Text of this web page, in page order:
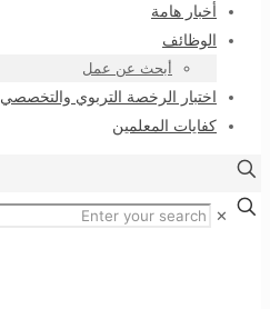
أخبار هامة
الوظائف
أبحث عن عمل
اختبار الرخصة التربوي والتخصصي
كفايات المعلمين
✕